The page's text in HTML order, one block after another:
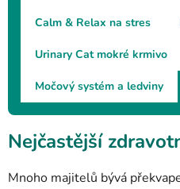
Calm & Relax na stres
Urinary Cat mokré krmivo
Močový systém a ledviny
Nejčastější
Mnoho majitelů bývá